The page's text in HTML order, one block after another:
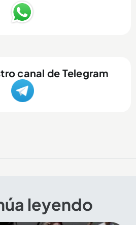
canal de Telegram
leyendo